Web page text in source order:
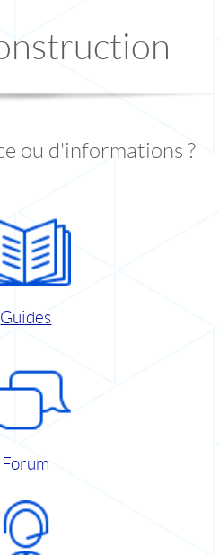
ou d'informations ?
Guides
Forum